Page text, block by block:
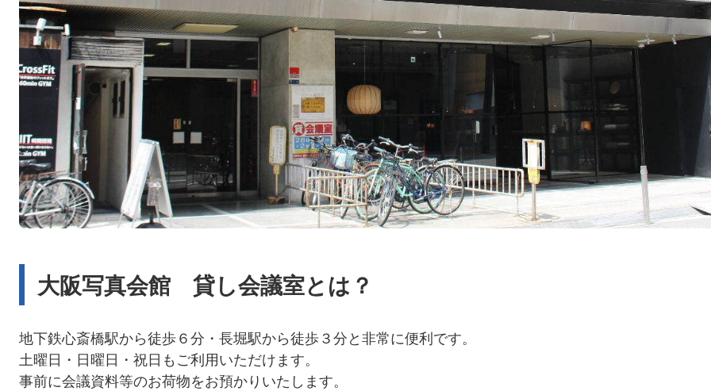
大阪写真会館 貸し会議室とは？
地下鉄心斎橋駅から徒歩６分・長堀駅から徒歩３分と非常に便利です。
土曜日・日曜日・祝日もご利用いただけます。
事前に会議資料等のお荷物をお預かりいたします。